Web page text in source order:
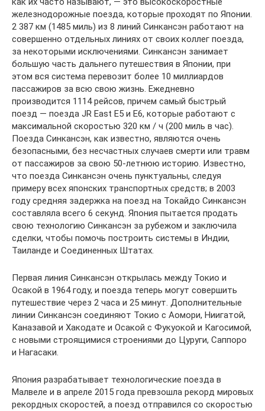
железнодорожные поезда, которые проходят по Японии.
2 387 км (1485 миль) из 8 линий Синкансэн работают на
совершенно отдельных линиях от своих коллег поезда,
за некоторыми исключениями. Синкансэн занимает
большую часть дальнего путешествия в Японии, при
этом вся система перевозит более 10 миллиардов
пассажиров за всю свою жизнь. Ежедневно
производится 1114 рейсов, причем самый быстрый
поезд — поезда JR East E5 и E6, которые работают с
максимальной скоростью 320 км / ч (200 миль в час).
Поезда Синкансэн, как известно, являются очень
безопасными, без несчастных случаев смерти или травм
от пассажиров за свою 50-летнюю историю. Известно,
что поезда Синкансэн очень пунктуальны, следуя
примеру всех японских транспортных средств; в 2003
году средняя задержка на поезд на Токайдо Синкансэн
составляла всего 6 секунд. Япония пытается продать
свою технологию Синкансэн за рубежом и заключила
сделки, чтобы помочь построить системы в Индии,
Таиланде и Соединенных Штатах.
Первая линия Синкансэн открылась между Токио и
Осакой в ​​1964 году, и поезда теперь могут совершить
путешествие через 2 часа и 25 минут. Дополнительные
линии Синкансэн соединяют Токио с Аомори, Ниигатой,
Каназавой и Хакодате и Осакой с Фукуокой и Кагосимой,
с новыми строящимися строениями до Цуруги, Саппоро
и Нагасаки.
Япония разрабатывает технологические поезда в
Малвеле и в апреле 2015 года превзошла рекорд мировых
рекордных скоростей, а поезд отправился со скоростью